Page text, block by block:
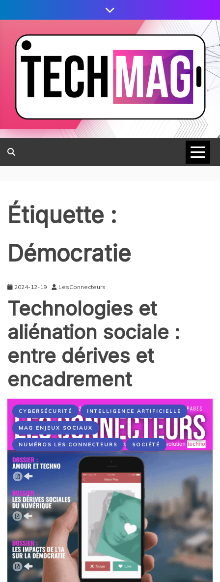
Étiquette :
Démocratie
2024-12-19 LesConnecteurs
Technologies et
aliénation sociale :
entre dérives et
encadrement
CYBERSÉCURITÉ INTELLIGENCE ARTIFICIELLE
MAG ENJEUX SOCIAUX
NUMÉROS LES CONNECTEURS SOCIÉTÉ